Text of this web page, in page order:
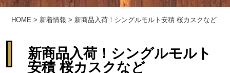
HOME > 新着情報 > 新商品入荷！シングルモルト安積 桜カスクなど
新商品入荷！シングルモルト
安積 桜カスクなど